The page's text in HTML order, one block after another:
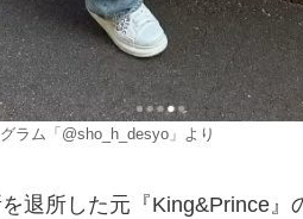
ラム「@sho_h_desyo」より
退所した元『King&Prince